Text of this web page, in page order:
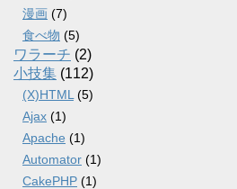
漫画 (7)
食べ物 (5)
ワラーチ (2)
小技集 (112)
(X)HTML (5)
Ajax (1)
Apache (1)
Automator (1)
CakePHP (1)